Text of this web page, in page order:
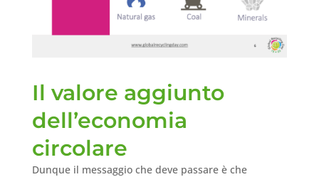
Il valore aggiunto
dell’economia
circolare
Dunque il messaggio che deve passare è che